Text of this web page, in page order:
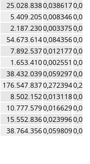
25.028.8380,038617
5.409.2050,008346
2.187.2300,003375
54.673.6140,084356
7.892.5370,012177
1.653.4100,002551
38.432.0390,059297
176.547.8370,272394
8.502.1520,013118
10.777.5790,016629
15.552.8360,023996
38.764.3560,059809